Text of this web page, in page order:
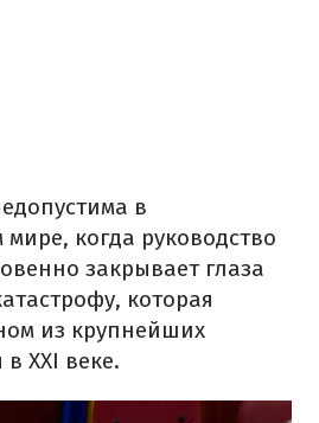
в
когда руководство
закрывает глаза
которая
из крупнейших
XXI веке.